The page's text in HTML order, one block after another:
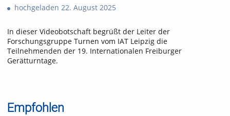
hochgeladen 22. August 2025
In dieser Videobotschaft begrüßt der Leiter der
Forschungsgruppe Turnen vom IAT Leipzig die
Teilnehmenden der 19. Internationalen Freiburger
Gerätturntage.
Empfohlen